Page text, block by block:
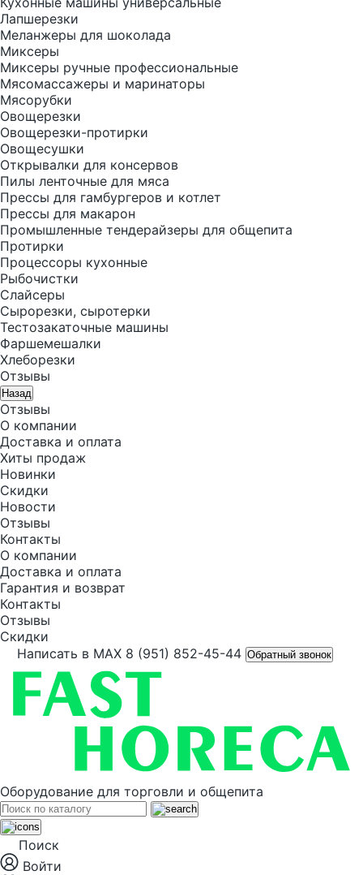
Лапшерезки
Меланжеры для шоколада
Миксеры
Миксеры ручные профессиональные
Мясомассажеры и маринаторы
Мясорубки
Овощерезки
Овощерезки-протирки
Овощесушки
Открывалки для консервов
Пилы ленточные для мяса
Прессы для гамбургеров и котлет
Прессы для макарон
Промышленные тендерайзеры для общепита
Протирки
Процессоры кухонные
Рыбочистки
Слайсеры
Сырорезки, сыротерки
Тестозакаточные машины
Фаршемешалки
Хлеборезки
Отзывы
Назад
Отзывы
О компании
Доставка и оплата
Хиты продаж
Новинки
Скидки
Новости
Отзывы
Контакты
О компании
Доставка и оплата
Гарантия и возврат
Контакты
Отзывы
Скидки
Написать в MAX 8 (951) 852-45-44 Обратный звонок
Оборудование для торговли и общепита
Поиск
Войти